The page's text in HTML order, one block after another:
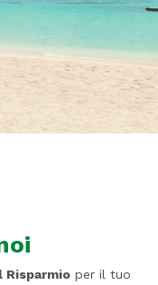
Risparmioper il tuo